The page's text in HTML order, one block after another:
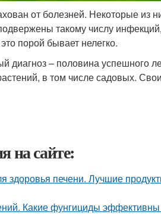
от болезней. Некоторые из
такому числу
порой бывает нелегко.
диагноз – половина успешного
в том числе садовых.
на сайте:
здоровья печени. Лучшие
Какие фунгициды